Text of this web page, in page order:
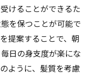
けることができるた
を保つことが可能で
提案することで、朝
日の身支度が楽にな
ように、髪質を考慮